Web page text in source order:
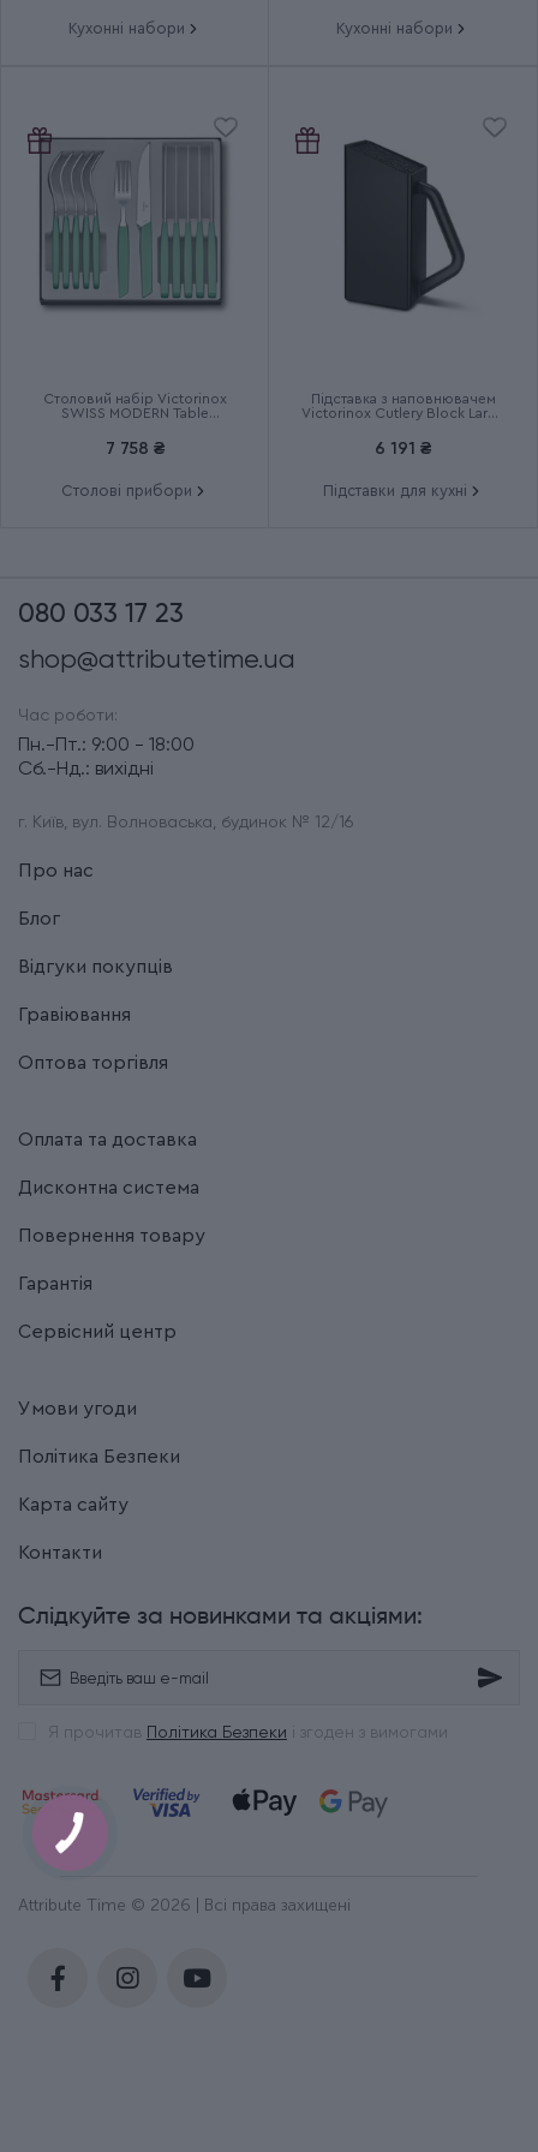
Кухонні набори Кухонні набори
Столовий набір Victorinox
SWISS MODERN Table
7 758 ₴
Столові прибори
Підставка з наповнювачем
Victorinox Cutlery Block Large
6 191 ₴
Підставки для кухні
080 033 17 23
shop@attributetime.ua
Час роботи:
Пн.-Пт.: 9:00 - 18:00
Сб.-Нд.: вихідні
г. Київ, вул. Волноваська, будинок № 12/16
Про нас
Блог
Відгуки покупців
Гравіювання
Оптова торгівля
Оплата та доставка
Дисконтна система
Повернення товару
Гарантія
Сервісний центр
Умови угоди
Політика Безпеки
Карта сайту
Контакти
Слідкуйте за новинками та акціями:
Я прочитав Політика Безпеки і згоден з вимогами
Attribute Time © 2026 | Всі права захищені